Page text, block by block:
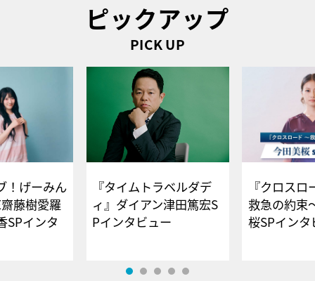
ピックアップ
PICK UP
！げーみん
藤樹愛羅
SPインタ
『タイムトラベルダデ
ィ』ダイアン津田篤宏S
Pインタビュー
『クロス
救急の約束
桜SPイ